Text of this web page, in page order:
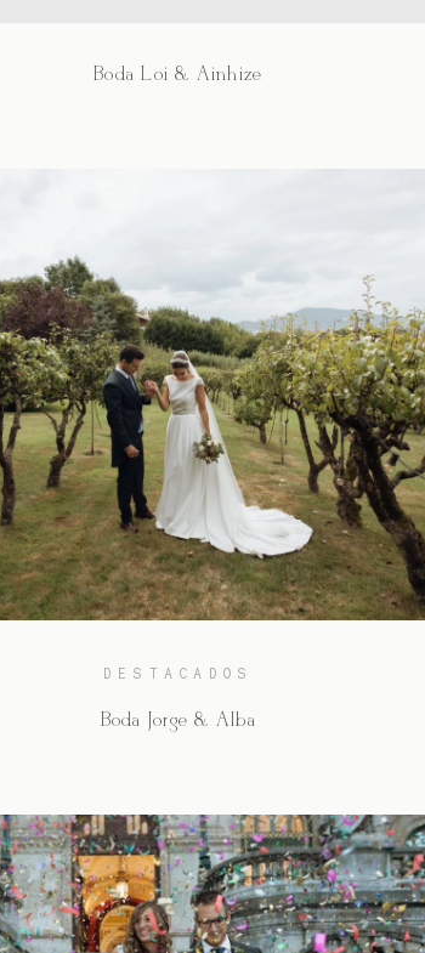
Boda Loi & Ainhize
DESTACADOS
Boda Jorge & Alba